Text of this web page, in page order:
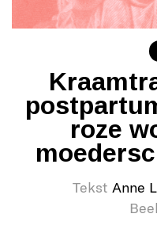
roze
Tekst Anne